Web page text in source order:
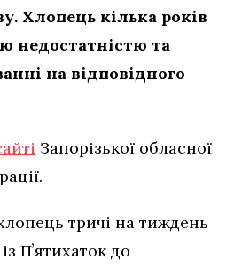
Хлопець кілька років
недостатністю та
на відповідного
Запорізької обласної
тричі на тиждень
Пʼятихаток до